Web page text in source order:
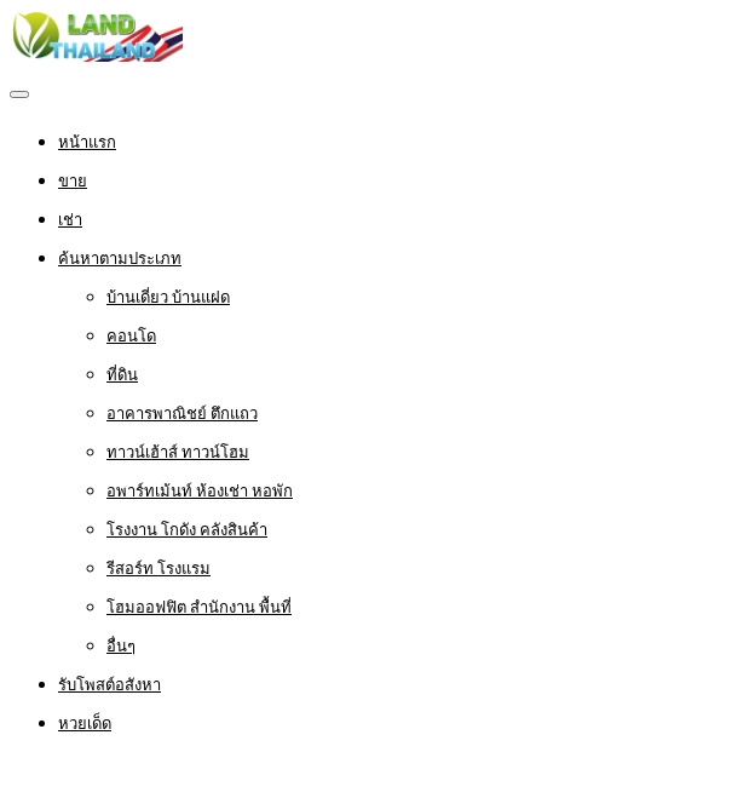
หน้าแรก
ขาย
เช่า
ค้นหาตามประเภท
บ้านเดี่ยว บ้านแฝด
คอนโด
ที่ดิน
อาคารพาณิชย์ ตึกแถว
ทาวน์เฮ้าส์ ทาวน์โฮม
อพาร์ทเม้นท์ ห้องเช่า หอพัก
โรงงาน โกดัง คลังสินค้า
รีสอร์ท โรงแรม
โฮมออฟฟิต สำนักงาน พื้นที่
อื่นๆ
รับโพสต์อสังหา
หวยเด็ด